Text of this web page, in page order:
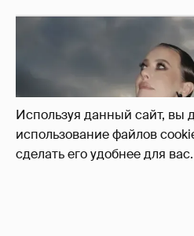
Используя данный сайт, вы
использование файлов
сделать его удобнее для вас.